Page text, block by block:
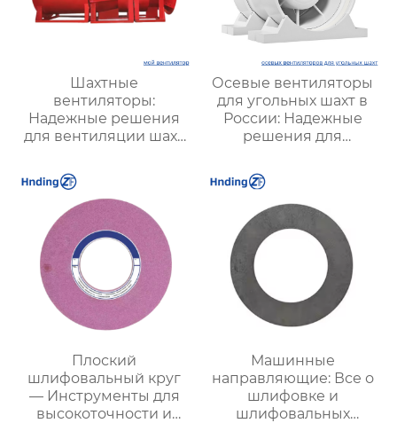
Шахтные
вентиляторы:
Надежные решения
для вентиляции шахт
| Купить с доставкой
Осевые вентиляторы
для угольных шахт в
России: Надежные
решения для
вентиляции и
безопасности
Плоский
шлифовальный круг
— Инструменты для
высокоточности и
Машинные
направляющие: Все о
шлифовке и
шлифовальных